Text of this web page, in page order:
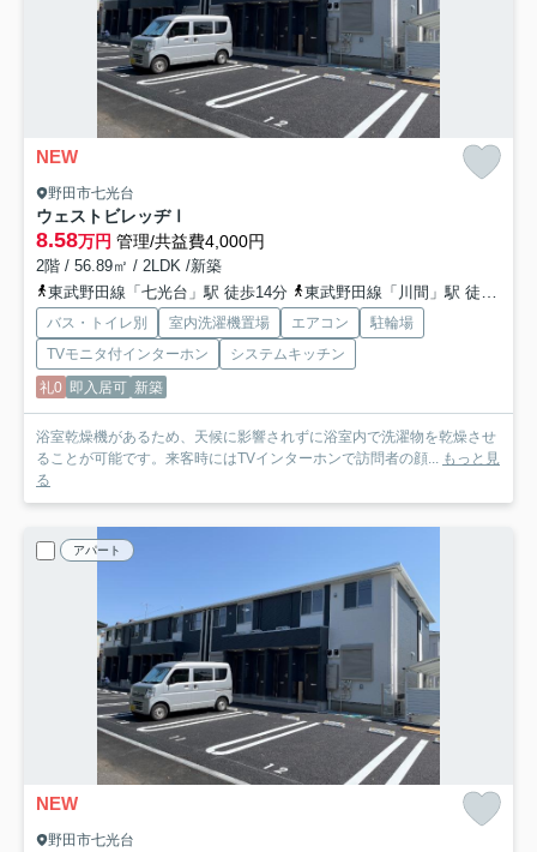
NEW
野田市七光台
ウェストビレッヂⅠ
8.58万円 管理/共益費4,000円
2階 / 56.89㎡ / 2LDK /新築
東武野田線「七光台」駅 徒歩14分
東武野田線「川間」駅 徒歩22分
バス・トイレ別 室内洗濯機置場 エアコン
駐輪場
TVモニタ付インターホン
システムキッチン
礼0 即入居可 新築
浴室乾燥機があるため、天候に影響されずに浴室内で洗濯物を乾燥させ
ることが可能です。来客時にはTVインターホンで訪問者の顔... もっと見
る
アパート
NEW
野田市七光台